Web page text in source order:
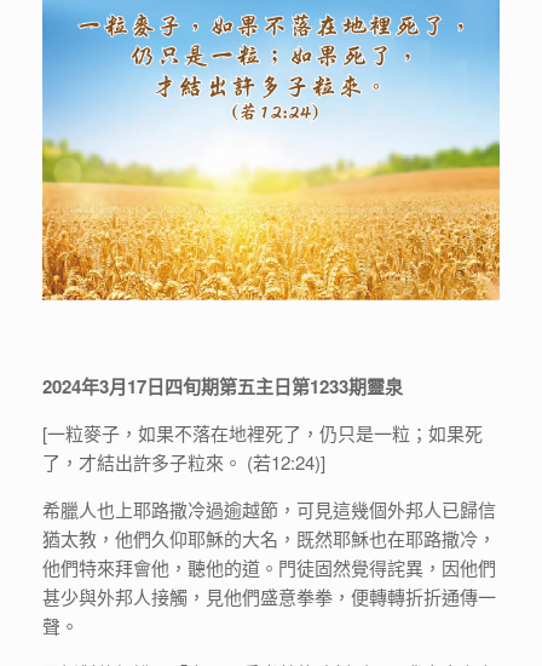
2024年3月17日四旬期第五主日第1233期靈泉
[一粒麥子，如果不落在地裡死了，仍只是一粒；如果死
了，才結出許多子粒來。 (若12:24)]
希臘人也上耶路撒冷過逾越節，可見這幾個外邦人已歸信
猶太教，他們久仰耶穌的大名，既然耶穌也在耶路撒冷，
他們特來拜會他，聽他的道。門徒固然覺得詫異，因他們
甚少與外邦人接觸，見他們盛意拳拳，便轉轉折折通傳一
聲。